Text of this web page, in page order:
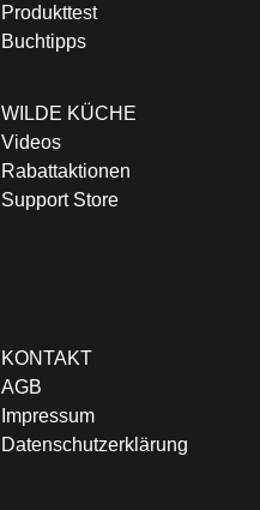
Produkttest
Buchtipps
WILDE KÜCHE
Videos
Rabattaktionen
Support Store
KONTAKT
AGB
Impressum
Datenschutzerklärung